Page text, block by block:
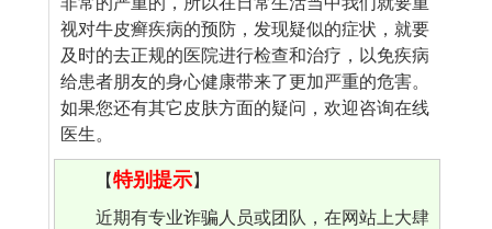
视对牛皮癣疾病的预防，发现疑似的症状，就要
及时的去正规的医院进行检查和治疗，以免疾病
给患者朋友的身心健康带来了更加严重的危害。
如果您还有其它皮肤方面的疑问，欢迎咨询在线
医生。
【特别提示】
近期有专业诈骗人员或团队，在网站上大肆